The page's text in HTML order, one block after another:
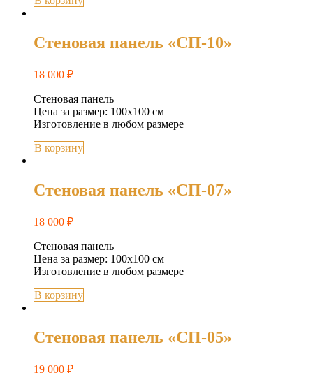
Стеновая панель «СП-10»
18 000 ₽
Стеновая панель
Цена за размер: 100х100 см
Изготовление в любом размере
В корзину
Стеновая панель «СП-07»
18 000 ₽
Стеновая панель
Цена за размер: 100х100 см
Изготовление в любом размере
В корзину
Стеновая панель «СП-05»
19 000 ₽